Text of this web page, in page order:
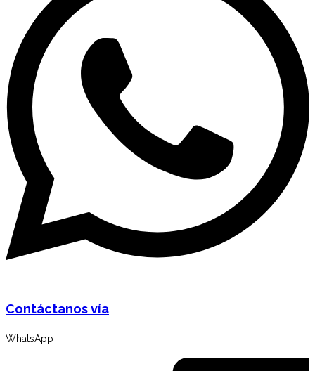
Contáctanos vía
WhatsApp